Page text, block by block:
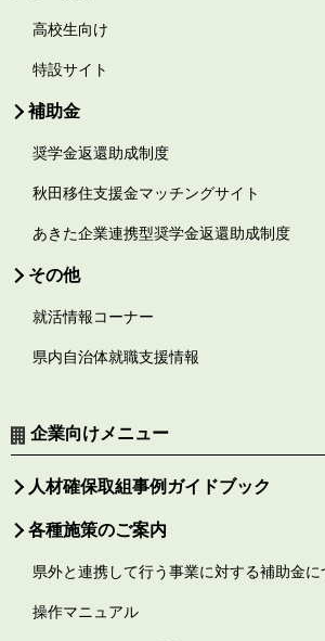
高校生向け
特設サイト
補助金
奨学金返還助成制度
秋田移住支援金マッチングサイト
あきた企業連携型奨学金返還助成制度
その他
就活情報コーナー
県内自治体就職支援情報
企業向けメニュー
人材確保取組事例ガイドブック
各種施策のご案内
県外と連携して行う事業に対する補助金に
操作マニュアル